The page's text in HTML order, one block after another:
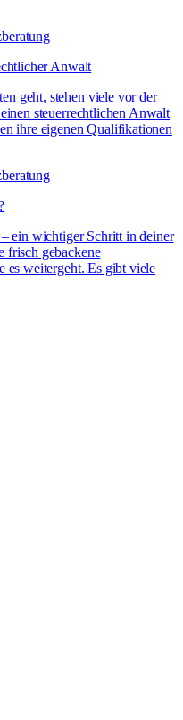
Anwalt
geht, stehen viele vor der
steuerrechtlichen Anwalt
ihre eigenen Qualifikationen
ein wichtiger Schritt in deiner
frisch gebackene
es weitergeht. Es gibt viele